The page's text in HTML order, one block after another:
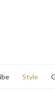
Style